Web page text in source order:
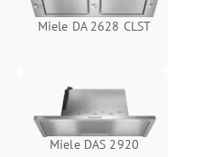
Miele DA 2628 CLST
Miele DAS 2920